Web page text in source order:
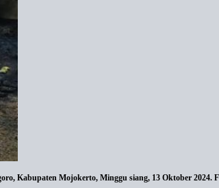
Kabupaten Mojokerto, Minggu siang, 13 Oktober 2024.